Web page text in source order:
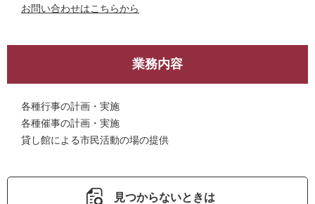
お問い合わせはこちらから
業務内容
各種行事の計画・実施
各種催事の計画・実施
貸し館による市民活動の場の提供
見つからないときは